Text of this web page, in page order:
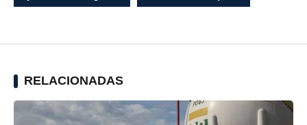
RELACIONADAS